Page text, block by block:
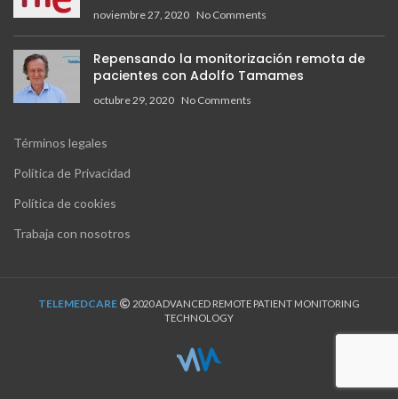
noviembre 27, 2020 No Comments
Repensando la monitorización remota de
pacientes con Adolfo Tamames
octubre 29, 2020 No Comments
Términos legales
Política de Privacidad
Política de cookies
Trabaja con nosotros
TELEMEDCARE
2020 ADVANCED REMOTE PATIENT MONITORING
TECHNOLOGY